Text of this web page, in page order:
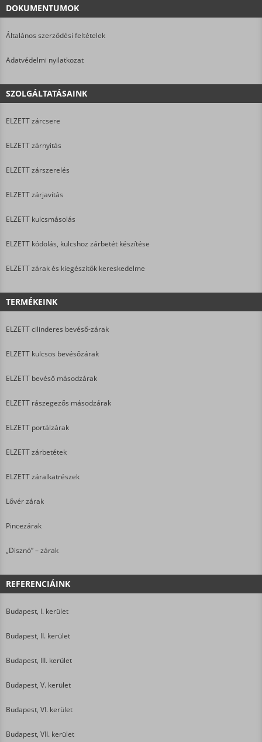
DOKUMENTUMOK
Általános szerződési feltételek
Adatvédelmi nyilatkozat
SZOLGÁLTATÁSAINK
ELZETT zárcsere
ELZETT zárnyitás
ELZETT zárszerelés
ELZETT zárjavítás
ELZETT kulcsmásolás
ELZETT kódolás, kulcshoz zárbetét készítése
ELZETT zárak és kiegészítők kereskedelme
TERMÉKEINK
ELZETT cilinderes bevéső-zárak
ELZETT kulcsos bevésőzárak
ELZETT bevéső másodzárak
ELZETT rászegezős másodzárak
ELZETT portálzárak
ELZETT zárbetétek
ELZETT záralkatrészek
Lővér zárak
Pincezárak
„Disznó” – zárak
REFERENCIÁINK
Budapest, I. kerület
Budapest, II. kerület
Budapest, III. kerület
Budapest, V. kerület
Budapest, VI. kerület
Budapest, VII. kerület